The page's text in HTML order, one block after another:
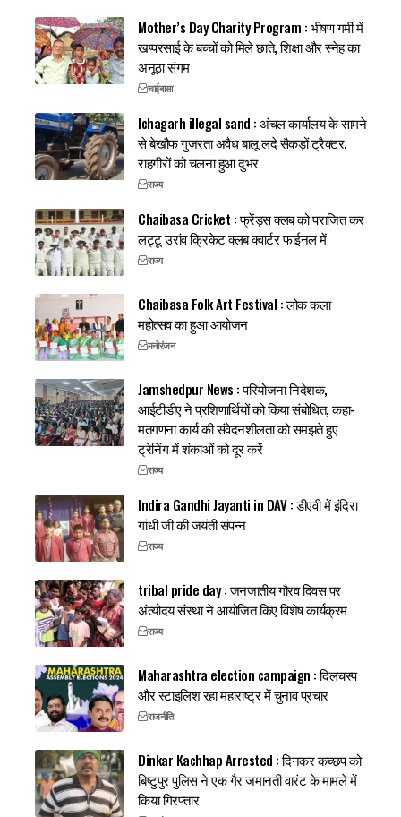
Mother’s Day Charity Program : भीषण गर्मी में
खप्परसाई के बच्चों को मिले छाते, शिक्षा और स्नेह का
अनूठा संगम
चाईबासा
Ichagarh illegal sand : अंचल कार्यालय के सामने
से बेखौफ गुजरता अवैध बालू लदे सैकड़ों ट्रैक्टर,
राहगीरों को चलना हुआ दुभर
राज्य
Chaibasa Cricket : फ्रेंड्स क्लब को पराजित कर
लट्टू उरांव क्रिकेट क्लब क्वार्टर फाईनल में
राज्य
Chaibasa Folk Art Festival : लोक कला
महोत्सव का हुआ आयोजन
मनोरंजन
Jamshedpur News : परियोजना निदेशक,
आईटीडीए ने प्रशिणार्थियों को किया संबोधित, कहा-
मतगणना कार्य की संवेदनशीलता को समझते हुए
ट्रेनिंग में शंकाओं को दूर करें
राज्य
Indira Gandhi Jayanti in DAV : डीएवी में इंदिरा
गांधी जी की जयंती संपन्न
राज्य
tribal pride day : जनजातीय गौरव दिवस पर
अंत्योदय संस्था ने आयोजित किए विशेष कार्यक्रम
राज्य
Maharashtra election campaign : दिलचस्प
और स्टाइलिश रहा महाराष्ट्र में चुनाव प्रचार
राजनीति
Dinkar Kachhap Arrested : दिनकर कच्छप को
बिष्टुपुर पुलिस ने एक गैर जमानती वारंट के मामले में
किया गिरफ्तार